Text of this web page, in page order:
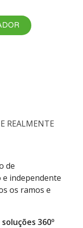
REALMENTE
de
e independente
os ramos e
soluções 360º